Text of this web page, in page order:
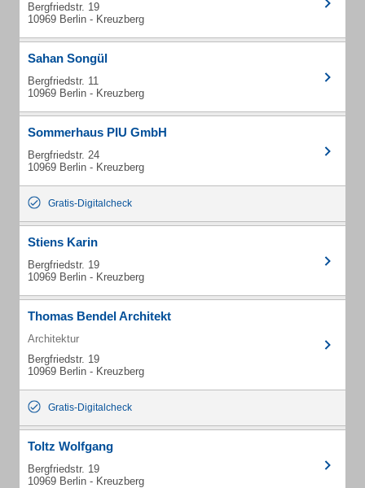
Bergfriedstr. 19
10969 Berlin - Kreuzberg
Sahan Songül
Bergfriedstr. 11
10969 Berlin - Kreuzberg
Sommerhaus PIU GmbH
Bergfriedstr. 24
10969 Berlin - Kreuzberg
Gratis-Digitalcheck
Stiens Karin
Bergfriedstr. 19
10969 Berlin - Kreuzberg
Thomas Bendel Architekt
Architektur
Bergfriedstr. 19
10969 Berlin - Kreuzberg
Gratis-Digitalcheck
Toltz Wolfgang
Bergfriedstr. 19
10969 Berlin - Kreuzberg